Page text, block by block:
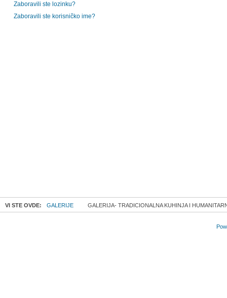
Zaboravili ste lozinku?
Zaboravili ste korisničko ime?
VI STE OVDE: GALERIJE GALERIJA- TRADICIONALNA KUHINJA I